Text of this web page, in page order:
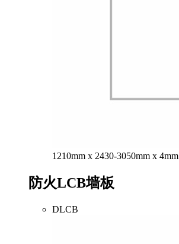
1210mm x 2430-3050mm x 4mm
防火LCB墙板
DLCB